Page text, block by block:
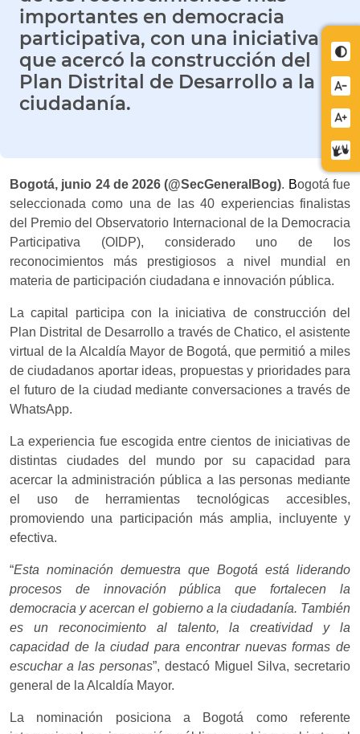
letra
letra
de
importantes en democracia
participativa, con una iniciativa
que acercó la construcción del
Plan Distrital de Desarrollo a la
ciudadanía.
Bogotá, junio 24 de 2026 (@SecGeneralBog). Bogotá fue
seleccionada como una de las 40 experiencias finalistas
del Premio del Observatorio Internacional de la Democracia
Participativa (OIDP), considerado uno de los
reconocimientos más prestigiosos a nivel mundial en
materia de participación ciudadana e innovación pública.
La capital participa con la iniciativa de construcción del
Plan Distrital de Desarrollo a través de Chatico, el asistente
virtual de la Alcaldía Mayor de Bogotá, que permitió a miles
de ciudadanos aportar ideas, propuestas y prioridades para
el futuro de la ciudad mediante conversaciones a través de
WhatsApp.
La experiencia fue escogida entre cientos de iniciativas de
distintas ciudades del mundo por su capacidad para
acercar la administración pública a las personas mediante
el uso de herramientas tecnológicas accesibles,
promoviendo una participación más amplia, incluyente y
efectiva.
“Esta nominación demuestra que Bogotá está liderando
procesos de innovación pública que fortalecen la
democracia y acercan el gobierno a la ciudadanía. También
es un reconocimiento al talento, la creatividad y la
capacidad de la ciudad para encontrar nuevas formas de
escuchar a las personas”, destacó Miguel Silva, secretario
general de la Alcaldía Mayor.
La nominación posiciona a Bogotá como referente